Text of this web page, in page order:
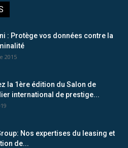
: Protège vos données contre la
2015
la 1ère édition du Salon de
international de prestige...
Nos expertises du leasing et
de...